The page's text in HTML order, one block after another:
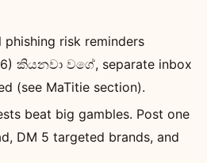
risk reminders
කියනවා වගේ, separate inbox
(see MaTitie section).
beat big gambles. Post one
DM 5 targeted brands, and